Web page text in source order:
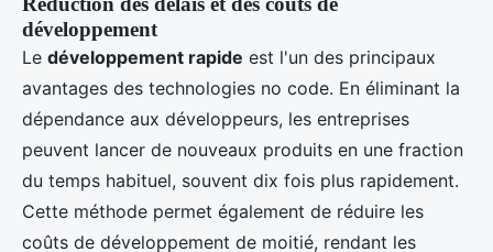
développement
Le développement rapide est l'un des principaux
avantages des technologies no code. En éliminant la
dépendance aux développeurs, les entreprises
peuvent lancer de nouveaux produits en une fraction
du temps habituel, souvent dix fois plus rapidement.
Cette méthode permet également de réduire les
coûts de développement de moitié, rendant les